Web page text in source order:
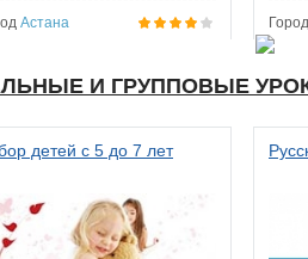
Астана Город
И ГРУППОВЫЕ
детей с 5 до 7 лет